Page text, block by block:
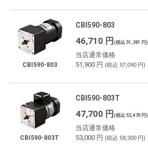
CBI590-803
CBI590-803
46,710 円(税込 51,381 円)
当店通常価格
51,900 円 (税込 57,090 円)
CBI590-803T
CBI590-803T
47,700 円(税込 52,470 円)
当店通常価格
53,000 円 (税込 58,300 円)